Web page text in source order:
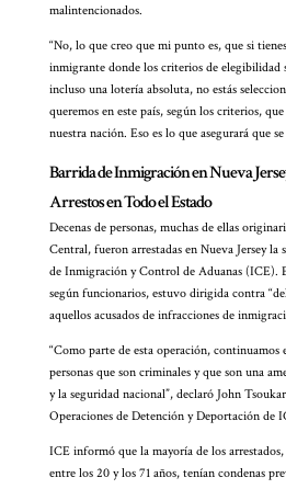
malintencionados.
“No, lo que creo que mi punto es, que si
inmigrante donde los criterios de elegibilidad
incluso una lotería absoluta, no estás
queremos en este país, según los criterios,
nuestra nación. Eso es lo que asegurará que
Barrida de Inmigración en Nueva
Arrestos en Todo el Estado
Decenas de personas, muchas de ellas
Central, fueron arrestadas en Nueva Jersey la
de Inmigración y Control de Aduanas (ICE).
según funcionarios, estuvo dirigida contra
aquellos acusados ​​de infracciones de
“Como parte de esta operación, continuamos
personas que son criminales y que son una
y la seguridad nacional”, declaró John
Operaciones de Detención y Deportación de
ICE informó que la mayoría de los
entre los 20 y los 71 años, tenían condenas